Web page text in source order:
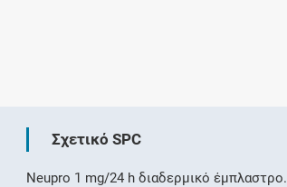
Σχετικό SPC
Neupro 1 mg/24 h διαδερμικό έμπλαστρο.